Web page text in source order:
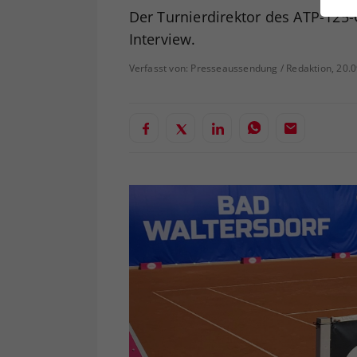
Der Turnierdirektor des ATP-125-
Interview.
Verfasst von: Presseaussendung / Redaktion,